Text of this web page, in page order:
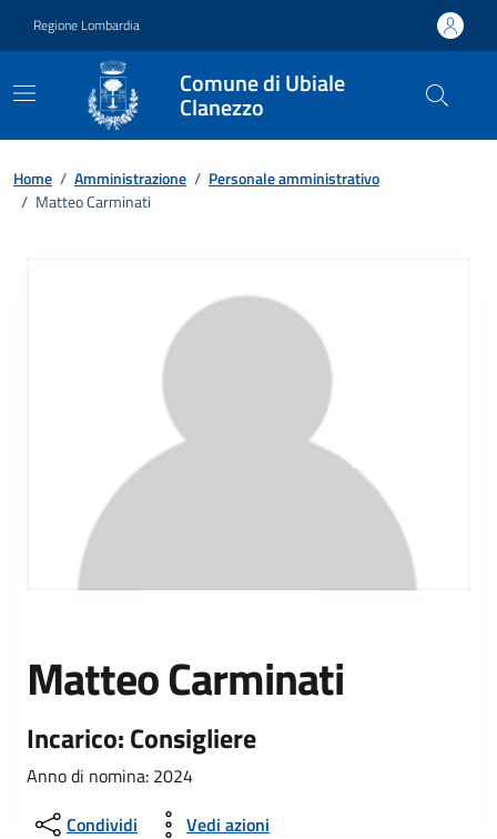
Regione Lombardia
Comune di Ubiale
Clanezzo
Home / Amministrazione / Personale amministrativo
/ Matteo Carminati
Matteo Carminati
Incarico: Consigliere
Anno di nomina: 2024
Condividi
Vedi azioni